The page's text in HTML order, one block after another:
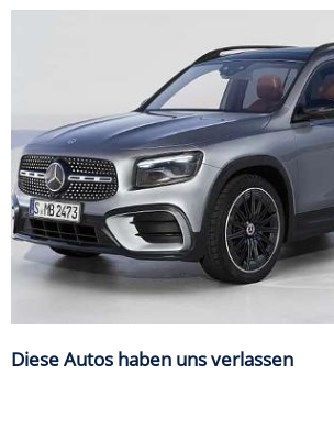
Diese Autos haben uns verlassen